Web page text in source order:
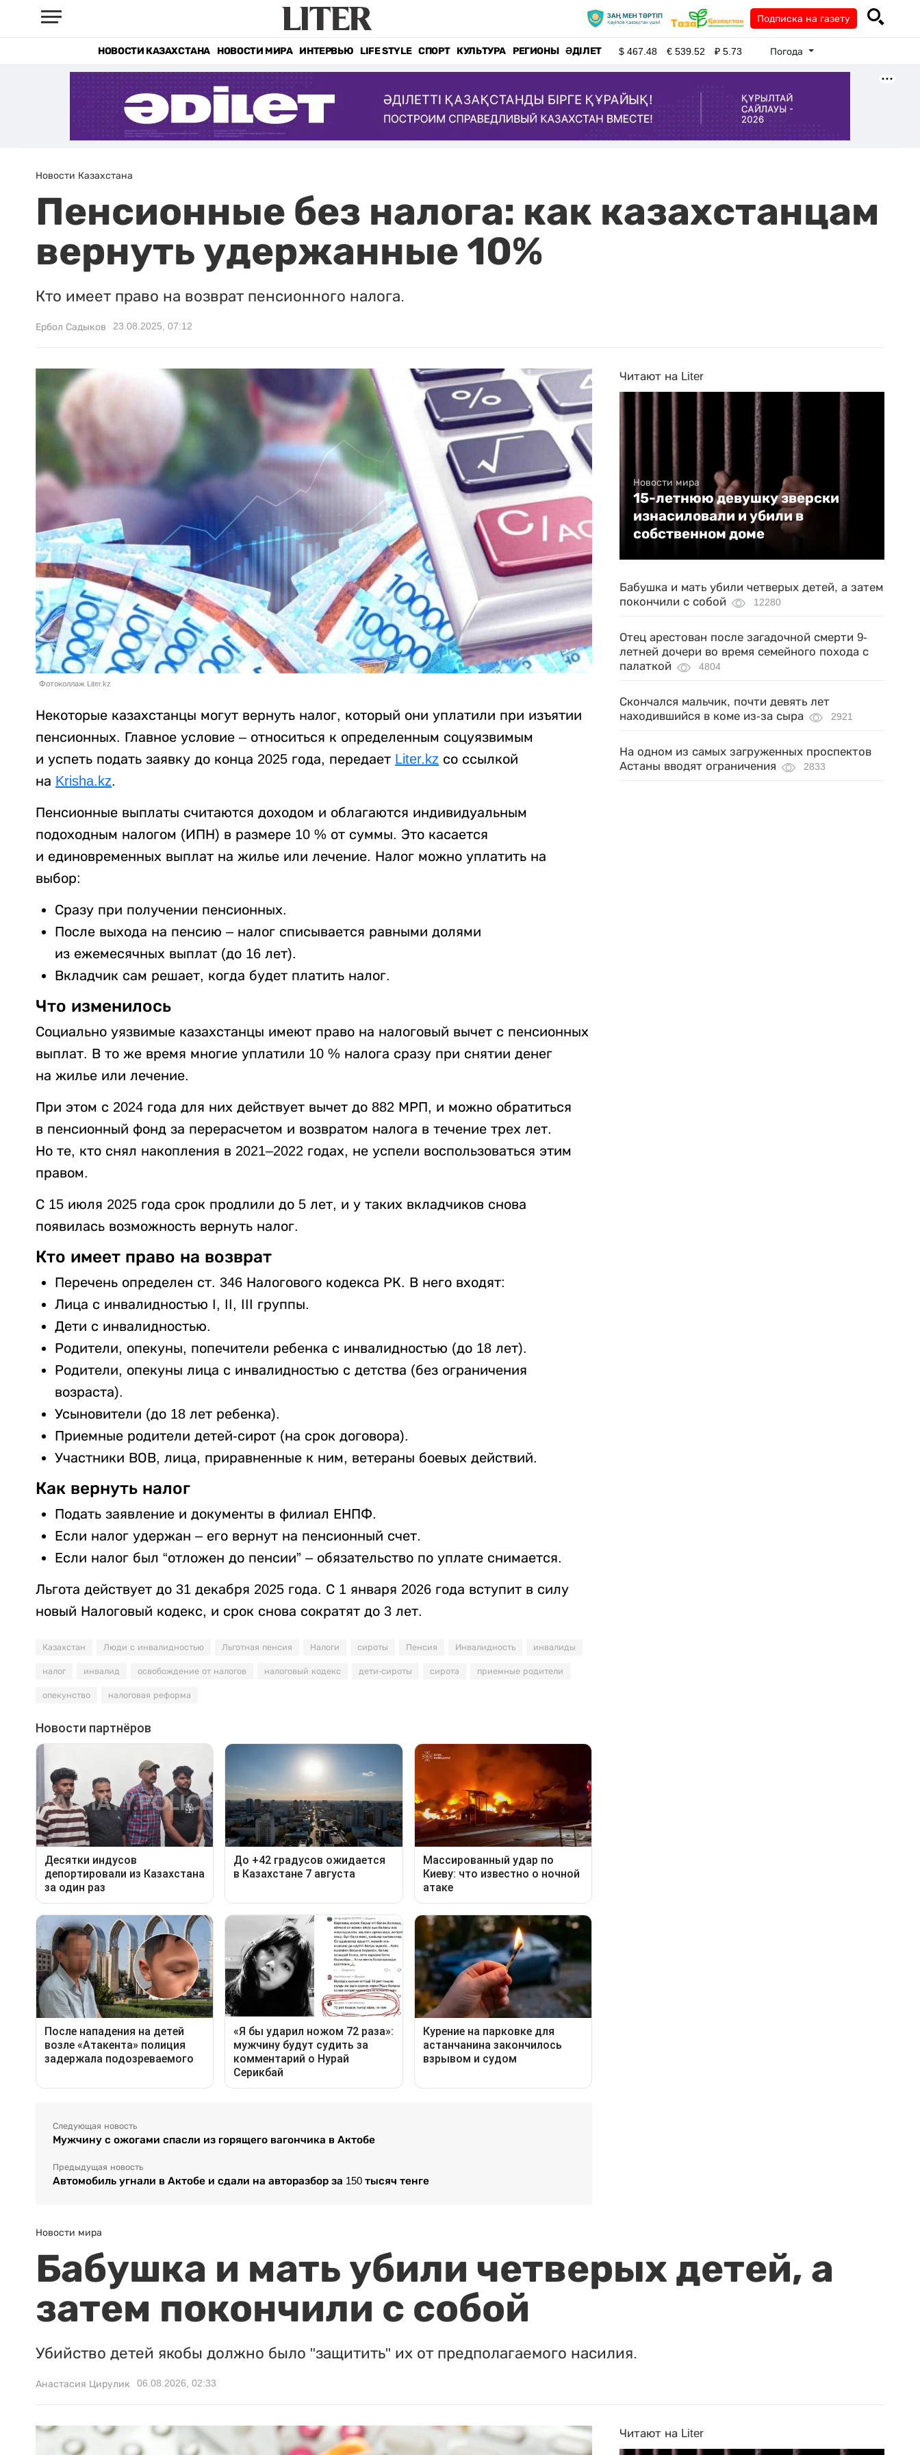
Подписка на газету
НОВОСТИ КАЗАХСТАНА НОВОСТИ МИРА ИНТЕРВЬЮ LIFE STYLE СПОРТ КУЛЬТУРА РЕГИОНЫ ӘДІЛЕТ $467.48 €539.52 ₽5.73 Погода
Новости Казахстана
Пенсионные без налога: как казахстанцам
вернуть удержанные 10%
Кто имеет право на возврат пенсионного налога.
Ербол Садыков 23.08.2025, 07:12
Фотоколлаж Liter.kz
Некоторые казахстанцы могут вернуть налог, который они уплатили при изъятии
пенсионных. Главное условие – относиться к определенным соцуязвимым
и успеть подать заявку до конца 2025 года, передает Liter.kz со ссылкой
на Krisha.kz.
Пенсионные выплаты считаются доходом и облагаются индивидуальным
подоходным налогом (ИПН) в размере 10 % от суммы. Это касается
и единовременных выплат на жилье или лечение. Налог можно уплатить на
выбор:
Сразу при получении пенсионных.
После выхода на пенсию – налог списывается равными долями
из ежемесячных выплат (до 16 лет).
Вкладчик сам решает, когда будет платить налог.
Что изменилось
Социально уязвимые казахстанцы имеют право на налоговый вычет с пенсионных
выплат. В то же время многие уплатили 10 % налога сразу при снятии денег
на жилье или лечение.
При этом с 2024 года для них действует вычет до 882 МРП, и можно обратиться
в пенсионный фонд за перерасчетом и возвратом налога в течение трех лет.
Но те, кто снял накопления в 2021–2022 годах, не успели воспользоваться этим
правом.
С 15 июля 2025 года срок продлили до 5 лет, и у таких вкладчиков снова
появилась возможность вернуть налог.
Кто имеет право на возврат
Перечень определен ст. 346 Налогового кодекса РК. В него входят:
Лица с инвалидностью I, II, III группы.
Дети с инвалидностью.
Родители, опекуны, попечители ребенка с инвалидностью (до 18 лет).
Родители, опекуны лица с инвалидностью с детства (без ограничения
возраста).
Усыновители (до 18 лет ребенка).
Приемные родители детей-сирот (на срок договора).
Участники ВОВ, лица, приравненные к ним, ветераны боевых действий.
Как вернуть налог
Подать заявление и документы в филиал ЕНПФ.
Если налог удержан – его вернут на пенсионный счет.
Если налог был “отложен до пенсии” – обязательство по уплате снимается.
Льгота действует до 31 декабря 2025 года. С 1 января 2026 года вступит в силу
новый Налоговый кодекс, и срок снова сократят до 3 лет.
Казахстан Люди с инвалидностью Льготная пенсия Налоги сироты Пенсия Инвалидность инвалиды
налог инвалид освобождение от налогов налоговый кодекс дети-сироты сирота приемные родители
опекунство налоговая реформа
Следующая новость
Мужчину с ожогами спасли из горящего вагончика в Актобе
Предыдущая новость
Автомобиль угнали в Актобе и сдали на авторазбор за 150 тысяч тенге
Читают на Liter
Новости мира
15-летнюю девушку зверски
изнасиловали и убили в
собственном доме
Бабушка и мать убили четверых детей, а затем
покончили с собой
12280
Отец арестован после загадочной смерти 9-
летней дочери во время семейного похода с
палаткой
4804
Скончался мальчик, почти девять лет
находившийся в коме из-за сыра
2921
На одном из самых загруженных проспектов
Астаны вводят ограничения
2833
Новости мира
Бабушка и мать убили четверых детей, а
затем покончили с собой
Убийство детей якобы должно было "защитить" их от предполагаемого насилия.
Анастасия Цирулик 06.08.2026, 02:33
Читают на Liter